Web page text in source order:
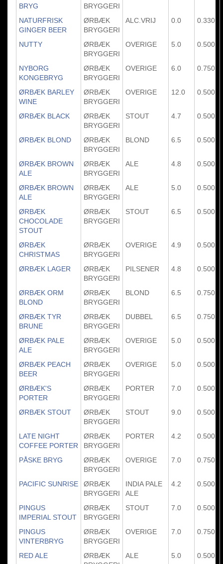
BRYG
BRYGGERI
NATURFRISK
GINGER BEER
ØRBÆK
BRYGGERI
ALC.VRIJ 0.0 0.330
NUTTY
ØRBÆK
BRYGGERI
OVERIGE 5.0 0.500
NYBORG
KONGEBRYG
ØRBÆK
BRYGGERI
OVERIGE 6.0 0.750
ØRBÆK BARLEY
WINE
ØRBÆK
BRYGGERI
OVERIGE 12.0 0.500
ØRBÆK BLACK
ØRBÆK
BRYGGERI
STOUT 4.7 0.500
ØRBÆK BLOND
ØRBÆK
BRYGGERI
BLOND 6.5 0.500
ØRBÆK BROWN
ALE
ØRBÆK
BRYGGERI
ALE 4.8 0.500
ØRBÆK BROWN
ALE
ØRBÆK
BRYGGERI
ALE 5.0 0.500
ØRBÆK
CHOCOLADE
STOUT
ØRBÆK
BRYGGERI
STOUT 6.5 0.500
ØRBÆK
CHRISTMAS
ØRBÆK
BRYGGERI
OVERIGE 4.9 0.500
ØRBÆK LAGER
ØRBÆK
BRYGGERI
PILSENER 4.8 0.500
ØRBÆK ORM
BLOND
ØRBÆK
BRYGGERI
BLOND 6.5 0.750
ØRBÆK TYR
BRUNE
ØRBÆK
BRYGGERI
DUBBEL 6.5 0.750
ØRBÆK PALE
ALE
ØRBÆK
BRYGGERI
OVERIGE 5.0 0.500
ØRBÆK PEACH
BEER
ØRBÆK
BRYGGERI
OVERIGE 5.0 0.500
ØRBÆK'S
PORTER
ØRBÆK
BRYGGERI
PORTER 7.0 0.500
ØRBÆK STOUT
ØRBÆK
BRYGGERI
STOUT 9.0 0.500
LATE NIGHT
COFFEE PORTER
ØRBÆK
BRYGGERI
PORTER 4.2 0.500
PÅSKE BRYG
ØRBÆK
BRYGGERI
OVERIGE 7.0 0.750
PACIFIC SUNRISE
ØRBÆK
BRYGGERI
INDIA PALE
ALE
4.2 0.500
PINGUS
IMPERIAL STOUT
ØRBÆK
BRYGGERI
STOUT 7.0 0.500
PINGUS
VINTERBRYG
ØRBÆK
BRYGGERI
OVERIGE 7.0 0.750
RED ALE
ØRBÆK
ALE 5.0 0.500